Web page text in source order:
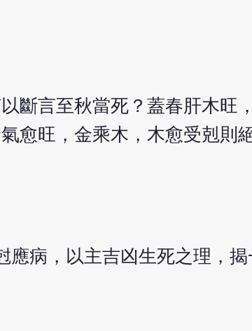
斷言至秋當死？蓋春肝木旺
愈旺，金乘木，木愈受剋則
病，以主吉凶生死之理，